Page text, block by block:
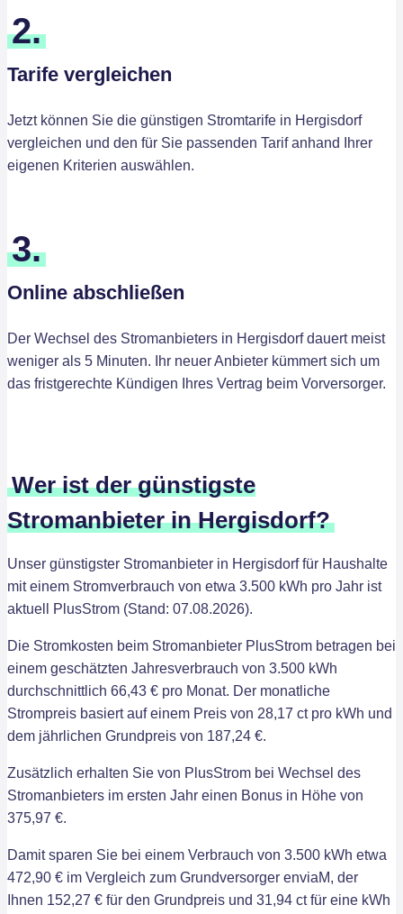
2.
Tarife vergleichen
Jetzt können Sie die günstigen Stromtarife in Hergisdorf
vergleichen und den für Sie passenden Tarif anhand Ihrer
eigenen Kriterien auswählen.
3.
Online abschließen
Der Wechsel des Stromanbieters in Hergisdorf dauert meist
weniger als 5 Minuten. Ihr neuer Anbieter kümmert sich um
das fristgerechte Kündigen Ihres Vertrag beim Vorversorger.
Wer ist der günstigste
Stromanbieter in Hergisdorf?
Unser günstigster Stromanbieter in Hergisdorf für Haushalte
mit einem Stromverbrauch von etwa 3.500 kWh pro Jahr ist
aktuell PlusStrom (Stand: 07.08.2026).
Die Stromkosten beim Stromanbieter PlusStrom betragen bei
einem geschätzten Jahresverbrauch von 3.500 kWh
durchschnittlich 66,43 € pro Monat. Der monatliche
Strompreis basiert auf einem Preis von 28,17 ct pro kWh und
dem jährlichen Grundpreis von 187,24 €.
Zusätzlich erhalten Sie von PlusStrom bei Wechsel des
Stromanbieters im ersten Jahr einen Bonus in Höhe von
375,97 €.
Damit sparen Sie bei einem Verbrauch von 3.500 kWh etwa
472,90 € im Vergleich zum Grundversorger enviaM, der
Ihnen 152,27 € für den Grundpreis und 31,94 ct für eine kWh